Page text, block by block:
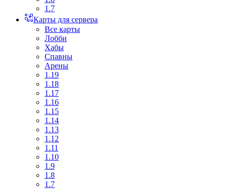
1.7
Карты для сервера
Все карты
Лобби
Хабы
Спавны
Арены
1.19
1.18
1.17
1.16
1.15
1.14
1.13
1.12
1.11
1.10
1.9
1.8
1.7